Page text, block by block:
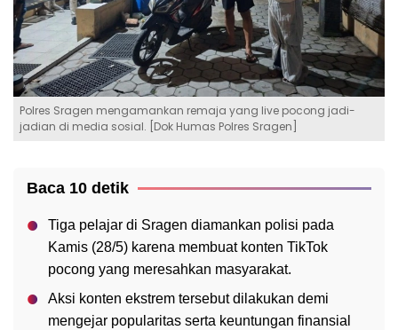
Polres Sragen mengamankan remaja yang live pocong jadi-
jadian di media sosial. [Dok Humas Polres Sragen]
Baca 10 detik
Tiga pelajar di Sragen diamankan polisi pada
Kamis (28/5) karena membuat konten TikTok
pocong yang meresahkan masyarakat.
Aksi konten ekstrem tersebut dilakukan demi
mengejar popularitas serta keuntungan finansial